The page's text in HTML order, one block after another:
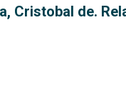
Cristobal de.